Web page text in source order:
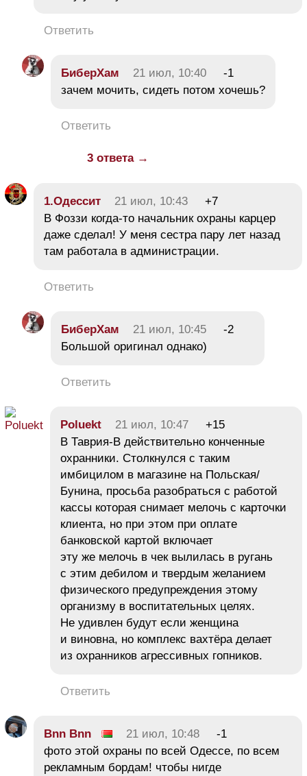
Ответить
БиберХам 21 июл, 10:40
-1
зачем мочить, сидеть потом хочешь?
Ответить
3 ответа →
1.Одессит 21 июл, 10:43
+7
В Фоззи когда-то начальник охраны карцер
даже сделал! У меня сестра пару лет назад
там работала в администрации.
Ответить
БиберХам 21 июл, 10:45
-2
Большой оригинал однако)
Ответить
Poluekt 21 июл, 10:47
+15
В Таврия-В действительно конченные
охранники. Столкнулся с таким
имбицилом в магазине на Польская/
Бунина, просьба разобраться с работой
кассы которая снимает мелочь с карточки
клиента, но при этом при оплате
банковской картой включает
эту же мелочь в чек вылилась в ругань
с этим дебилом и твердым желанием
физического предупреждения этому
организму в воспитательных целях.
Не удивлен будут если женщина
и виновна, но комплекс вахтёра делает
из охранников агрессивных гопников.
Ответить
Bnn Bnn 21 июл, 10:48
-1
фото этой охраны по всей Одессе, по всем
рекламным бордам! чтобы нигде